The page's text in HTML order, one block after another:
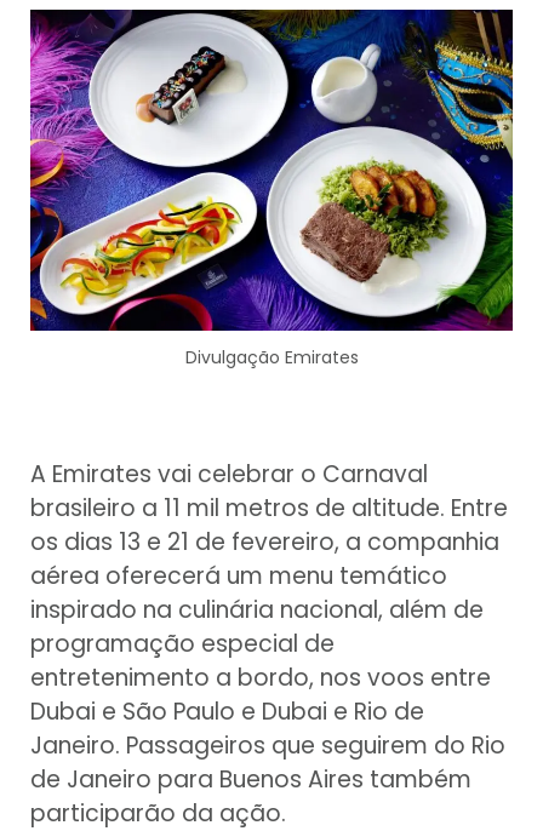
Divulgação Emirates
A Emirates vai celebrar o Carnaval
brasileiro a 11 mil metros de altitude. Entre
os dias 13 e 21 de fevereiro, a companhia
aérea oferecerá um menu temático
inspirado na culinária nacional, além de
programação especial de
entretenimento a bordo, nos voos entre
Dubai e São Paulo e Dubai e Rio de
Janeiro. Passageiros que seguirem do Rio
de Janeiro para Buenos Aires também
participarão da ação.